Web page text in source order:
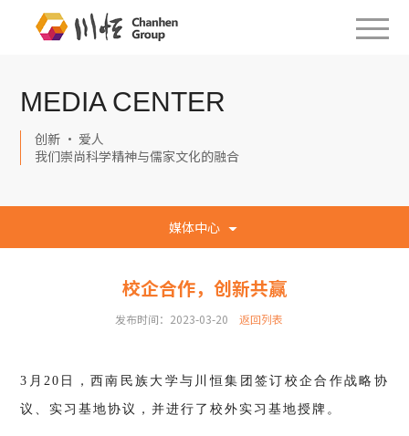
MEDIA CENTER
创新 · 爱人
我们崇尚科学精神与儒家文化的融合
媒体中心
校企合作，创新共赢
发布时间：2023-03-20 返回列表
3月20日，西南民族大学与川恒集团签订校企合作战略协
议、实习基地协议，并进行了校外实习基地授牌。